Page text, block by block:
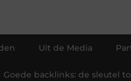
Uit de Media
Goede backlinks: de sleutel